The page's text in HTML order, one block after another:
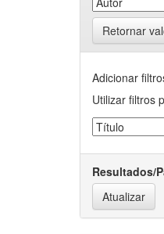
Retornar
Adicionar
Utilizar filtros
Resultados/